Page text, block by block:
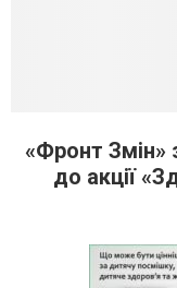
«Фронт Змін»
до акції